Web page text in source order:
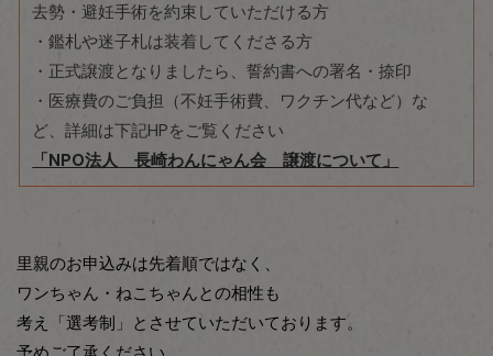
去勢・避妊手術を約束していただける方
・鑑札や迷子札は装着してくださる方
・正式譲渡となりましたら、誓約書への署名・捺印
・医療費のご負担（不妊手術費、ワクチン代など）な
ど、詳細は下記HPをご覧ください
「NPO法人 長崎わんにゃん会 譲渡について」
里親のお申込みは先着順ではなく、
ワンちゃん・ねこちゃんとの相性も
考え「選考制」とさせていただいております。